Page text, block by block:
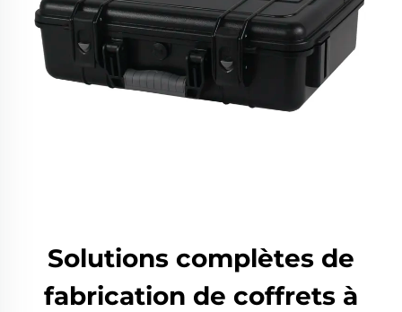
Solutions complètes de
fabrication de coffrets à